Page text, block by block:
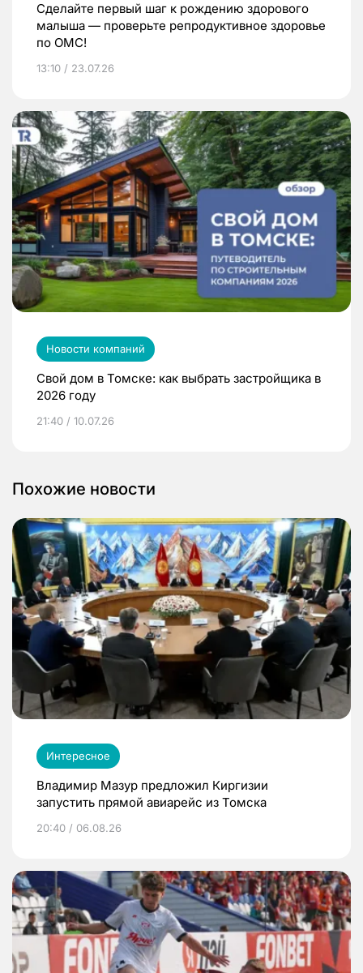
Сделайте первый шаг к рождению здорового
малыша — проверьте репродуктивное здоровье
по ОМС!
13:10 / 23.07.26
Новости компаний
Свой дом в Томске: как выбрать застройщика в
2026 году
21:40 / 10.07.26
Похожие новости
Интересное
Владимир Мазур предложил Киргизии
запустить прямой авиарейс из Томска
20:40 / 06.08.26